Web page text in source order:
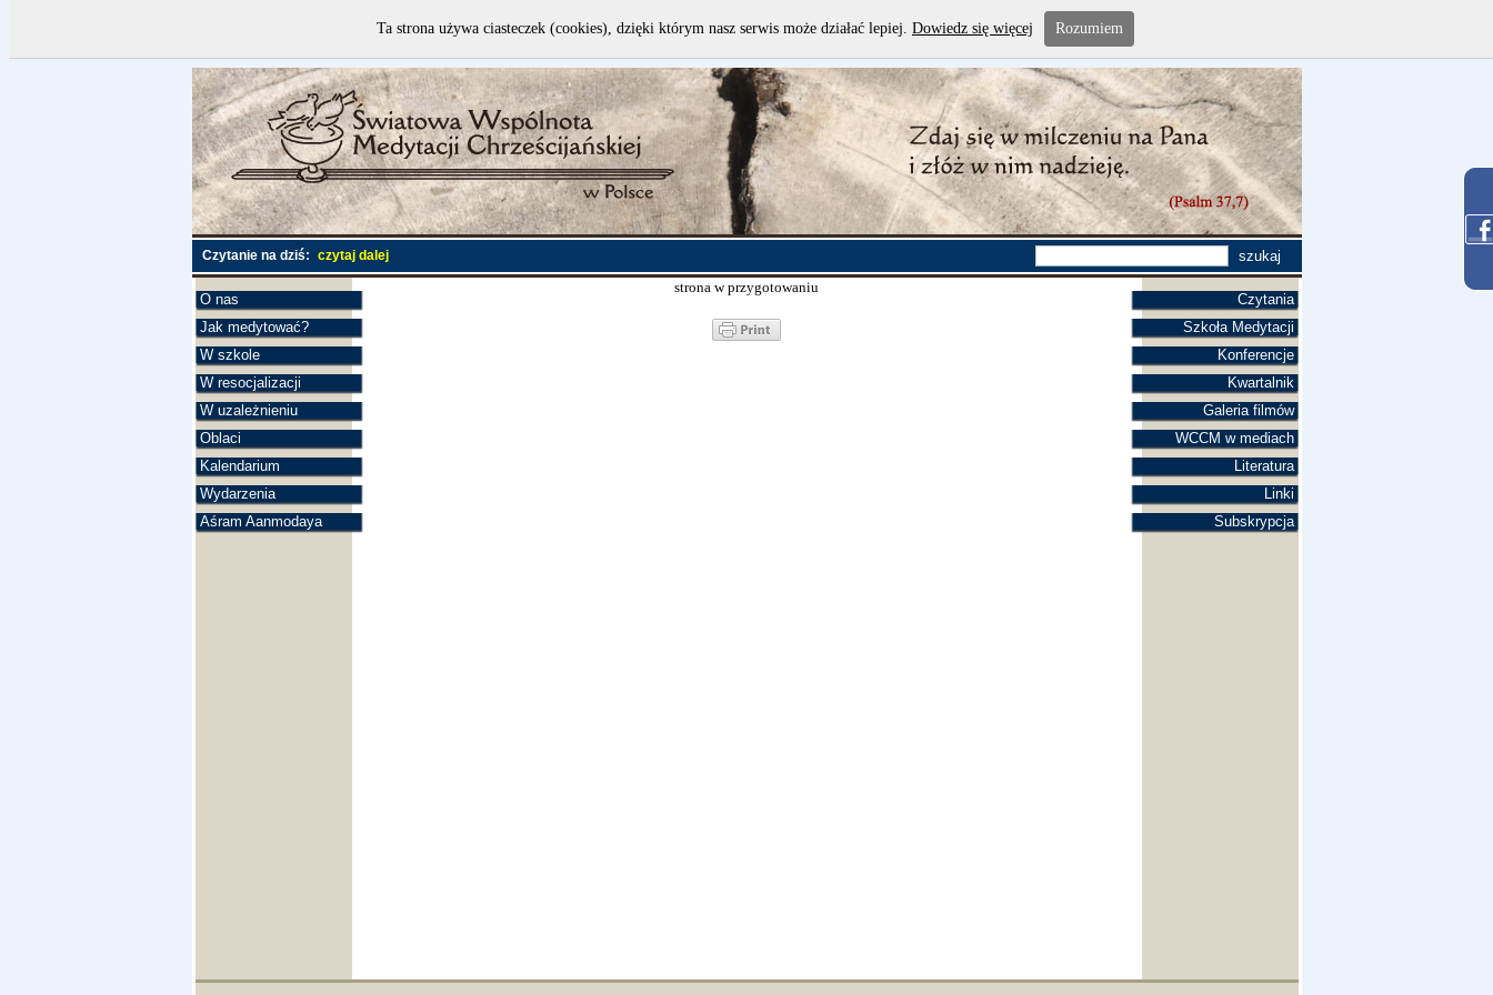
Czytanie na dziś: czytaj dalej
O nas
Jak medytować?
W szkole
W resocjalizacji
W uzależnieniu
Oblaci
Kalendarium
Wydarzenia
Aśram Aanmodaya
Czytania
Szkoła Medytacji
Konferencje
Kwartalnik
Galeria filmów
WCCM w mediach
Literatura
Linki
Subskrypcja
strona w przygotowaniu
Ta strona używa ciasteczek (cookies), dzięki którym nasz serwis może działać lepiej. Dowiedz się więcej Rozumiem